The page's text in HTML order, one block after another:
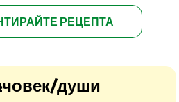
РЕЦЕПТА
души